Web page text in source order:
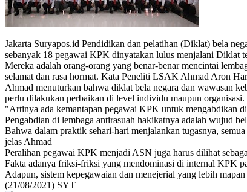
Jakarta Suryapos.id Pendidikan dan pelatihan (Diklat) bela
sebanyak 18 pegawai KPK dinyatakan lulus menjalani Diklat
Mereka adalah orang-orang yang benar-benar mencintai
selamat dan rasa hormat. Kata Peneliti LSAK Ahmad Aron
Ahmad menuturkan bahwa diklat bela negara dan wawasan
perlu dilakukan perbaikan di level individu maupun organisasi.
"Artinya ada kemantapan pegawai KPK untuk mengabdikan
Pengabdian di lembaga antirasuah hakikatnya adalah wujud
Bahwa dalam praktik sehari-hari menjalankan tugasnya,
jelas Ahmad
Peralihan pegawai KPK menjadi ASN juga harus dilihat
Fakta adanya friksi-friksi yang mendominasi di internal KPK
Adapun, sistem kepegawaian dan menejerial yang lebih
(21/08/2021) SYT